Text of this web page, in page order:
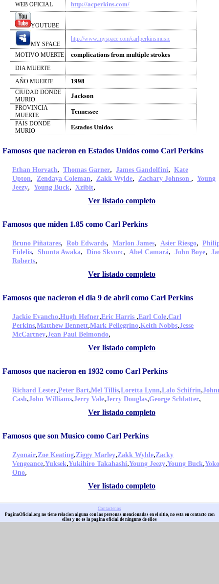
WEB OFICIAL
http://acperkins.com/
YOUTUBE
MY SPACE
http://www.myspace.com/carlperkinsmusic
MOTIVO MUERTE complications from multiple strokes
DIA MUERTE
AÑO MUERTE
1998
CIUDAD DONDE
MURIO
Jackson
PROVINCIA
MUERTE
Tennessee
PAIS DONDE
MURIO
Estados Unidos
Famosos que nacieron en Estados Unidos como Carl Perkins
Ethan Horvath, Thomas Garner, James Gandolfini, Kate
Upton, Zendaya Coleman, Zakk Wylde, Zachary Johnson , Young
Jeezy, Young Buck, Xzibit,
Ver listado completo
Famosos que miden 1.85 como Carl Perkins
Bruno Piñatares, Rob Edwards, Marlon James, Asier Riesgo,
Fidelis, Shunta Awaka, Dino Skvorc, Abel Camará, John Boye,
Roberts,
Ver listado completo
Famosos que nacieron el dia 9 de abril como Carl Perkins
Jackie Evancho,Hugh Hefner,Eric Harris ,Earl Cole,Carl
Perkins,Matthew Bennett,Mark Pellegrino,Keith Nobbs,Jesse
McCartney,Jean Paul Belmondo,
Ver listado completo
Famosos que nacieron en 1932 como Carl Perkins
Richard Lester,Peter Bart,Mel Tillis,Loretta Lynn,Lalo Schifrin,
Cash,John Williams,Jerry Vale,Jerry Douglas,George Schlatter,
Ver listado completo
Famosos que son Musico como Carl Perkins
Zyonair,Zoe Keating,Ziggy Marley,Zakk Wylde,Zacky
Vengeance,Yuksek,Yukihiro Takahashi,Young Jeezy,Young Buck,Yoko
Ono,
Ver listado completo
Contactenos
PaginaOficial.org no tiene relacion alguna con las personas mencionadas en el sitio, no esta en contacto con
ellos y no es la pagina oficial de ninguno de ellos